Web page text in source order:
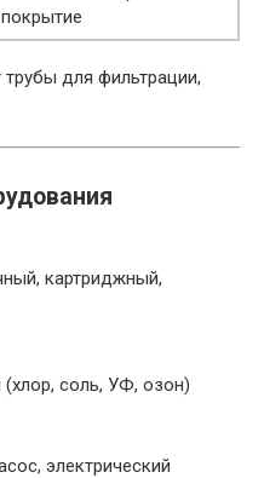
для фильтрации,
картриджный,
соль, УФ, озон)
электрический